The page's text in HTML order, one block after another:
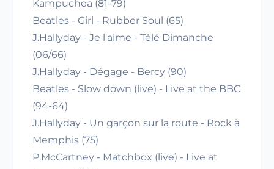
Kampuchea (81-79)
Beatles - Girl - Rubber Soul (65)
J.Hallyday - Je l'aime - Télé Dimanche
(06/66)
J.Hallyday - Dégage - Bercy (90)
Beatles - Slow down (live) - Live at the BBC
(94-64)
J.Hallyday - Un garçon sur la route - Rock à
Memphis (75)
P.McCartney - Matchbox (live) - Live at